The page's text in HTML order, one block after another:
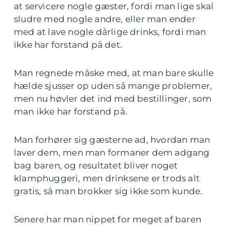
at servicere nogle gæster, fordi man lige skal
sludre med nogle andre, eller man ender
med at lave nogle dårlige drinks, fordi man
ikke har forstand på det.
Man regnede måske med, at man bare skulle
hælde sjusser op uden så mange problemer,
men nu høvler det ind med bestillinger, som
man ikke har forstand på.
Man forhører sig gæsterne ad, hvordan man
laver dem, men man formaner dem adgang
bag baren, og resultatet bliver noget
klamphuggeri, men drinksene er trods alt
gratis, så man brokker sig ikke som kunde.
Senere har man nippet for meget af baren